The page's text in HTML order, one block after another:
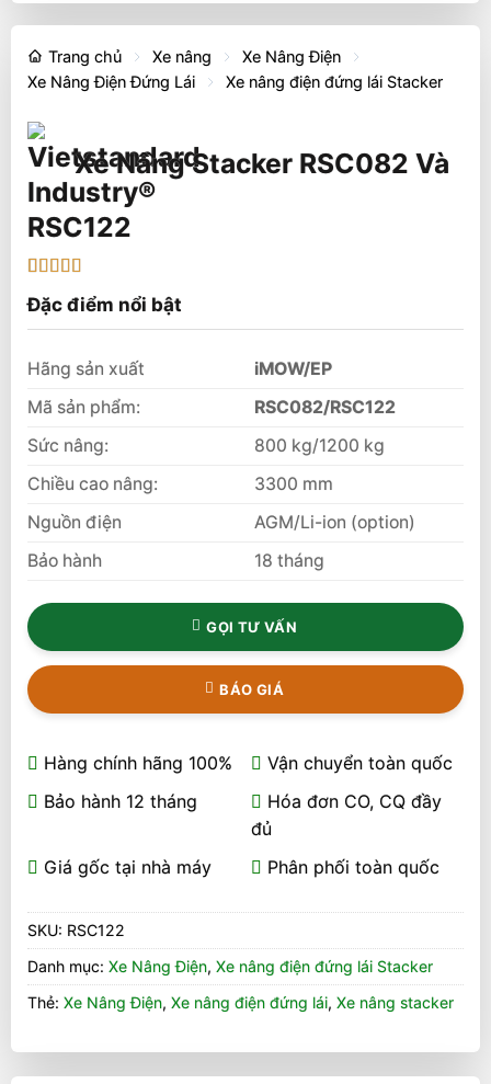
Trang chủ Xe nâng
Xe Nâng Điện
Xe Nâng Điện Đứng Lái
Xe nâng điện đứng lái Stacker
Xe Nâng Stacker RSC082 Và
RSC122
trên 5 dựa
trênđánh
giá
Đặc điểm nổi bật
Hãng sản xuất
iMOW/EP
Mã sản phẩm:
RSC082/RSC122
Sức nâng:
800 kg/1200 kg
Chiều cao nâng:
3300 mm
Nguồn điện
AGM/Li-ion (option)
Bảo hành
18 tháng
GỌI TƯ VẤN
BÁO GIÁ
Hàng chính hãng 100%
Vận chuyển toàn quốc
Bảo hành 12 tháng
Hóa đơn CO, CQ đầy
đủ
Giá gốc tại nhà máy
Phân phối toàn quốc
SKU: RSC122
Danh mục: Xe Nâng Điện, Xe nâng điện đứng lái Stacker
Thẻ: Xe Nâng Điện, Xe nâng điện đứng lái, Xe nâng stacker